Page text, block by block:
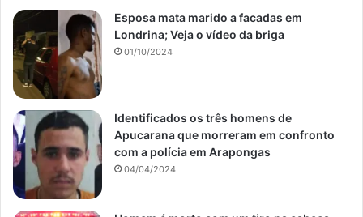
Esposa mata marido a facadas em
Londrina; Veja o vídeo da briga
01/10/2024
Identificados os três homens de
Apucarana que morreram em confronto
com a polícia em Arapongas
04/04/2024